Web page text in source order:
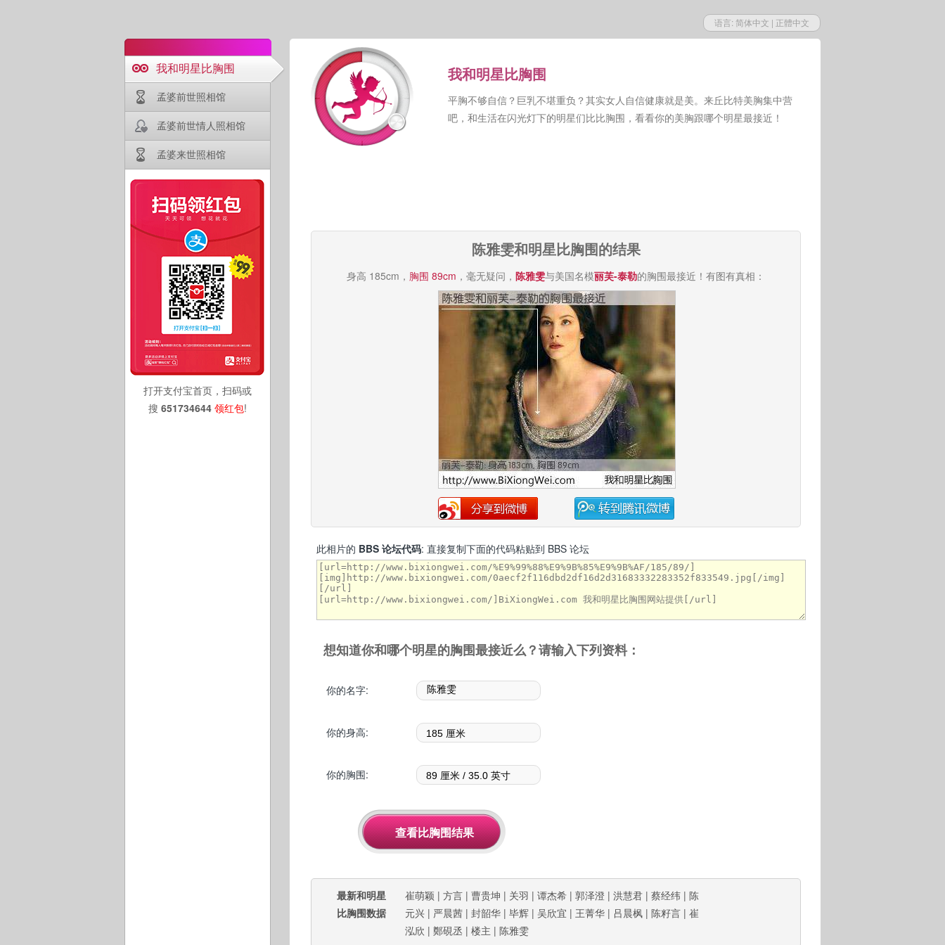
语言: 简体中文 | 正體中文
我和明星比胸围
孟婆前世照相馆
孟婆前世情人照相馆
孟婆来世照相馆
打开支付宝首页，扫码或
搜 651734644 领红包!
我和明星比胸围
平胸不够自信？巨乳不堪重负？其实女人自信健康就是美。来丘比特美胸集中营
吧，和生活在闪光灯下的明星们比比胸围，看看你的美胸跟哪个明星最接近！
陈雅雯和明星比胸围的结果
身高 185cm， 胸围 89cm ，毫无疑问， 陈雅雯与美国名模丽芙-泰勒的胸围最接近！有图有真相：
此相片的 BBS 论坛代码: 直接复制下面的代码粘贴到 BBS 论坛
想知道你和哪个明星的胸围最接近么？请输入下列资料：
你的名字:
你的身高:
你的胸围:
最新和明星
比胸围数据
崔萌颖 | 方言 | 曹贵坤 | 关羽 | 谭杰希 | 郭泽澄 | 洪慧君 | 蔡经纬 | 陈
元兴 | 严晨茜 | 封韶华 | 毕辉 | 吴欣宜 | 王菁华 | 吕晨枫 | 陈籽言 | 崔
泓欣 | 鄭硯丞 | 楼主 | 陈雅雯